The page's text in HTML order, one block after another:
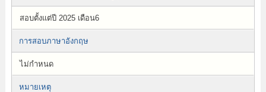
สอบตั้งแต่ปี 2025 เดือน6
การสอบภาษาอังกฤษ
ไม่กำหนด
หมายเหตุ